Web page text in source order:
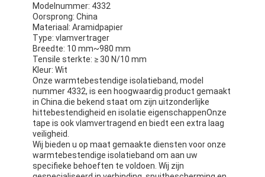
Modelnummer: 4332
Oorsprong: China
Materiaal: Aramidpapier
Type: vlamvertrager
Breedte: 10 mm~980 mm
Tensile sterkte: ≥ 30 N/10 mm
Kleur: Wit
Onze warmtebestendige isolatieband, model
nummer 4332, is een hoogwaardig product gemaakt
in China.die bekend staat om zijn uitzonderlijke
hittebestendigheid en isolatie eigenschappenOnze
tape is ook vlamvertragend en biedt een extra laag
veiligheid.
Wij bieden u op maat gemaakte diensten voor onze
warmtebestendige isolatieband om aan uw
specifieke behoeften te voldoen. Wij zijn